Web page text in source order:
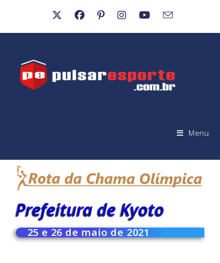
Menu
Prefeitura de Kyoto
25 e 26 de maio de 2021